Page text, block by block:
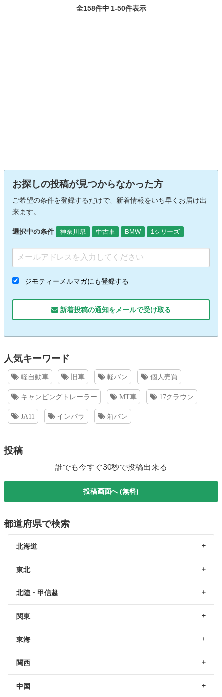
全158件中 1-50件表示
お探しの投稿が見つからなかった方
ご希望の条件を登録するだけで、新着情報をいち早くお届け出
来ます。
選択中の条件 神奈川県 中古車 BMW 1シリーズ
ジモティーメルマガにも登録する
新着投稿の通知をメールで受け取る
人気キーワード
軽自動車 旧車 軽バン 個人売買
キャンピングトレーラー MT車 17クラウン
JA11 インパラ 箱バン
投稿
誰でも今すぐ30秒で投稿出来る
投稿画面へ (無料)
都道府県で検索
北海道
東北
北陸・甲信越
関東
東海
関西
中国